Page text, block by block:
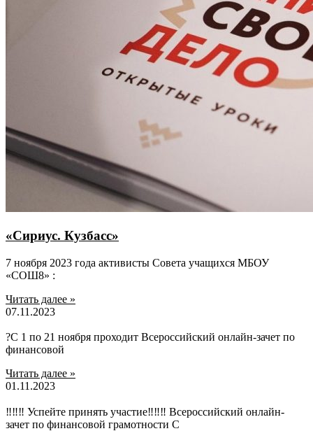
«Сириус. Кузбасс»
7 ноября 2023 года активисты Совета учащихся МБОУ
«СОШ8» :
Читать далее »
07.11.2023
?С 1 по 21 ноября проходит Всероссийский онлайн-зачет по
финансовой
Читать далее »
01.11.2023
‼‼‼ Успейте принять участие‼‼‼ Всероссийский онлайн-
зачет по финансовой грамотности С